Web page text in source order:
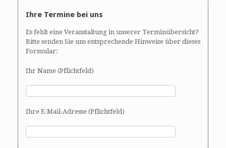
Ihre Termine bei uns
Es fehlt eine Veranstaltung in unserer Terminübersicht?
Bitte senden Sie uns entsprechende Hinweise über dieses
Formular:
Ihr Name (Pflichtfeld)
Ihre E-Mail-Adresse (Pflichtfeld)